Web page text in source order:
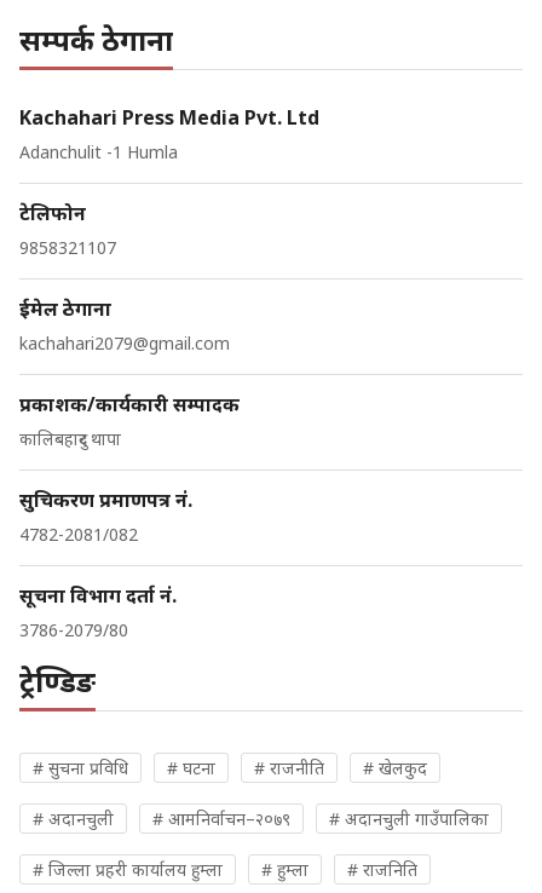
सम्पर्क ठेगाना
Kachahari Press Media Pvt. Ltd
Adanchulit -1 Humla
टेलिफोन
9858321107
ईमेल ठेगाना
kachahari2079@gmail.com
प्रकाशक/कार्यकारी सम्पादक
कालिबहादुर थापा
सुचिकरण प्रमाणपत्र नं.
4782-2081/082
सूचना विभाग दर्ता नं.
3786-2079/80
ट्रेण्डिङ
# सुचना प्रविधि # घटना # राजनीति # खेलकुद
# अदानचुली # आमनिर्वाचन–२०७९ # अदानचुली गाउँपालिका
# जिल्ला प्रहरी कार्यालय हुम्ला # हुम्ला # राजनिति